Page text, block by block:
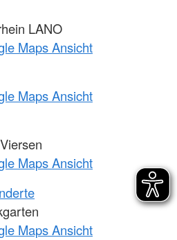
LANO
Maps Ansicht
Maps Ansicht
Maps Ansicht
Maps Ansicht